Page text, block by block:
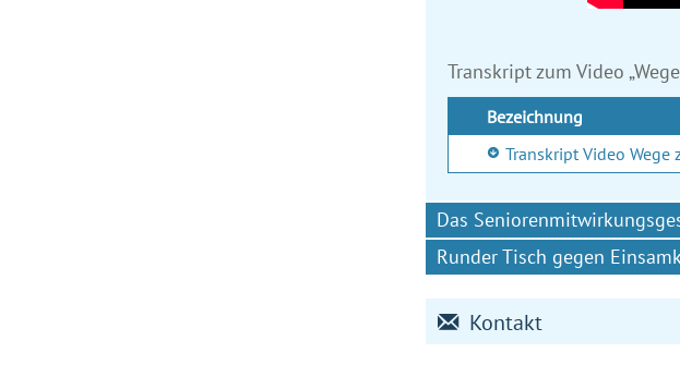
Transkript zum Video
Bezeichnung
Transkript Video
Das
Runder Tisch gegen
Kontakt